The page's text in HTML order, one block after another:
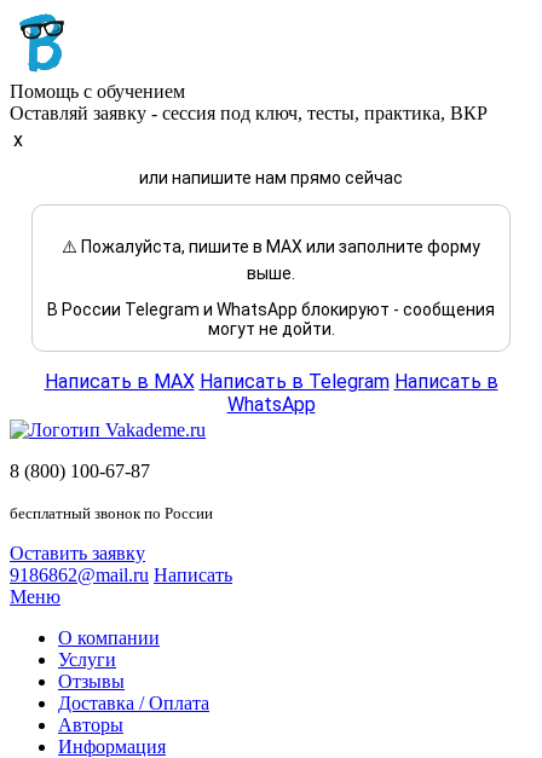
Помощь с обучением
Оставляй заявку - сессия под ключ, тесты, практика, ВКР
x
или напишите нам прямо сейчас
⚠️ Пожалуйста, пишите в MAX или заполните форму
выше.
В России Telegram и WhatsApp блокируют - сообщения
могут не дойти.
Написать в MAX Написать в Telegram Написать в
WhatsApp
8 (800) 100-67-87
бесплатный звонок по России
Оставить заявку
9186862@mail.ru Написать
Меню
О компании
Услуги
Отзывы
Доставка / Оплата
Авторы
Информация